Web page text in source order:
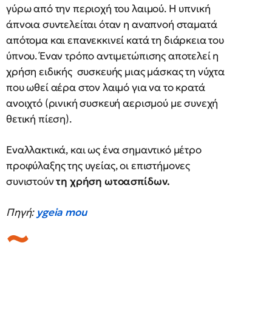
γύρω από την περιοχή του λαιμού. Η υπνική
άπνοια συντελείται όταν η αναπνοή σταματά
απότομα και επανεκκινεί κατά τη διάρκεια του
ύπνου. Έναν τρόπο αντιμετώπισης αποτελεί η
χρήση ειδικής συσκευής μιας μάσκας τη νύχτα
που ωθεί αέρα στον λαιμό για να το κρατά
ανοιχτό (ρινική συσκευή αερισμού με συνεχή
θετική πίεση).
Εναλλακτικά, και ως ένα σημαντικό μέτρο
προφύλαξης της υγείας, οι επιστήμονες
συνιστούντη χρήση ωτοασπίδων.
Πηγή: ygeia mou